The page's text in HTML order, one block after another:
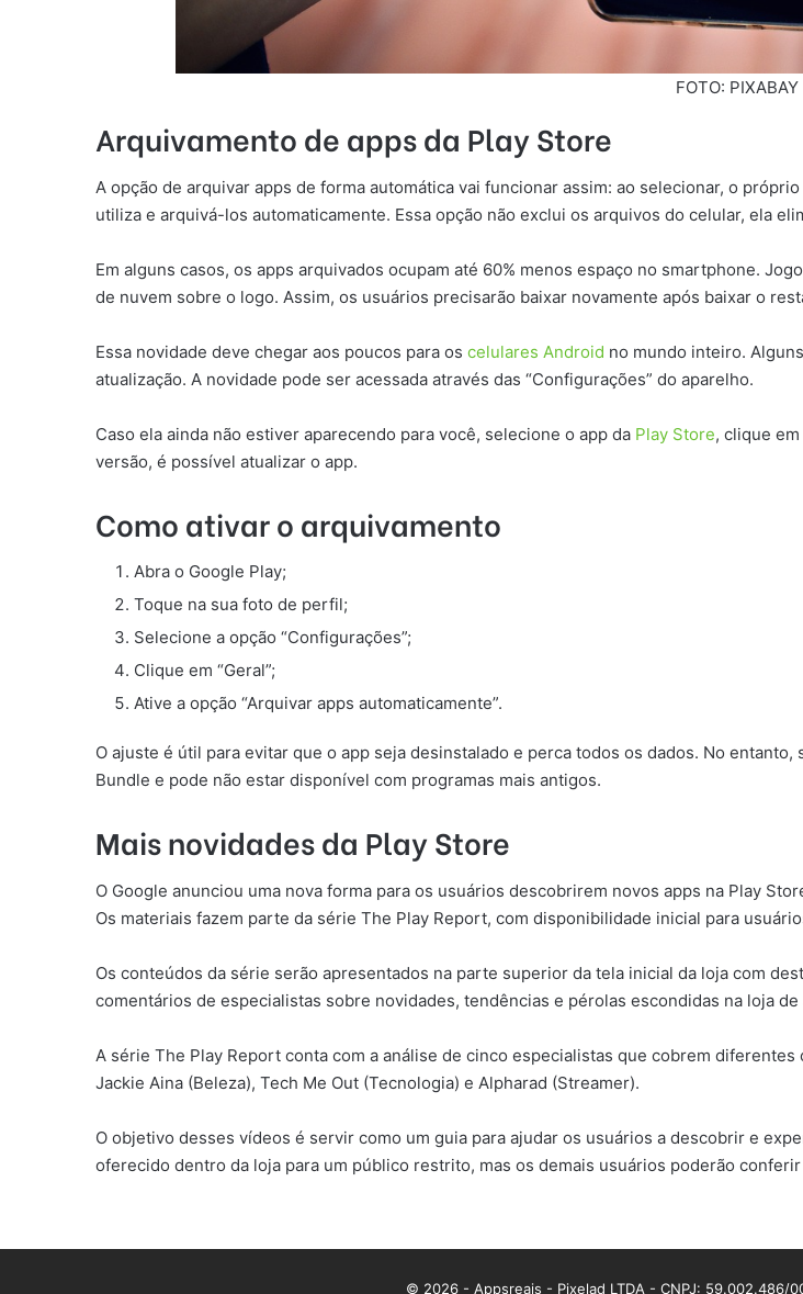
FOTO: PIXABAY
Arquivamento de apps da Play Store
A opção de arquivar apps de forma automática vai funcionar assim: ao selecionar, o próprio
utiliza e arquivá-los automaticamente. Essa opção não exclui os arquivos do celular, ela
Em alguns casos, os apps arquivados ocupam até 60% menos espaço no smartphone.
de nuvem sobre o logo. Assim, os usuários precisarão baixar novamente após baixar o
Essa novidade deve chegar aos poucos para os celulares Android no mundo inteiro.
atualização. A novidade pode ser acessada através das “Configurações” do aparelho.
Caso ela ainda não estiver aparecendo para você, selecione o app da Play Store, clique
versão, é possível atualizar o app.
Como ativar o arquivamento
Abra o Google Play;
Toque na sua foto de perfil;
Selecione a opção “Configurações”;
Clique em “Geral”;
Ative a opção “Arquivar apps automaticamente”.
O ajuste é útil para evitar que o app seja desinstalado e perca todos os dados. No
Bundle e pode não estar disponível com programas mais antigos.
Mais novidades da Play Store
O Google anunciou uma nova forma para os usuários descobrirem novos apps na Play
Os materiais fazem parte da série The Play Report, com disponibilidade inicial para
Os conteúdos da série serão apresentados na parte superior da tela inicial da loja com
comentários de especialistas sobre novidades, tendências e pérolas escondidas na loja de
A série The Play Report conta com a análise de cinco especialistas que cobrem
Jackie Aina (Beleza), Tech Me Out (Tecnologia) e Alpharad (Streamer).
O objetivo desses vídeos é servir como um guia para ajudar os usuários a descobrir e
oferecido dentro da loja para um público restrito, mas os demais usuários poderão
© 2026 - Appsreais - Pixelad LTDA - CNPJ: 59.002.486/